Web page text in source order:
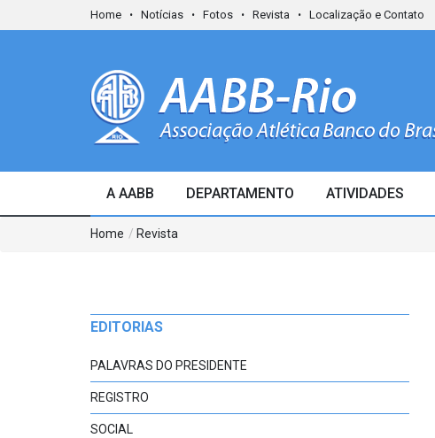
Home Notícias Fotos Revista Localização e Contato
A AABB DEPARTAMENTO ATIVIDADES
Home / Revista
EDITORIAS
PALAVRAS DO PRESIDENTE
REGISTRO
SOCIAL